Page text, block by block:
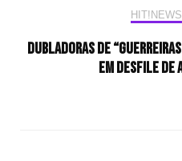
HIT!NEWS
Dubladoras de
em desfile de